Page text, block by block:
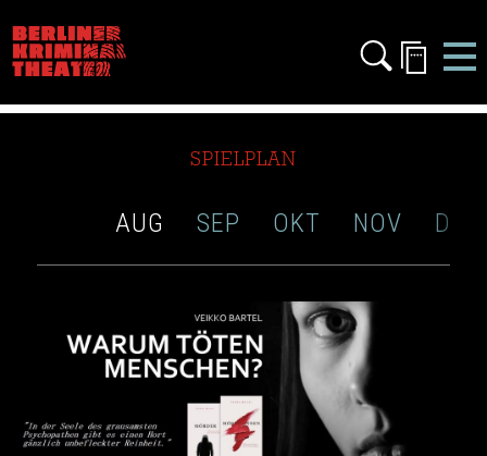
SPIELPLAN
AUG SEP OKT NOV DEZ